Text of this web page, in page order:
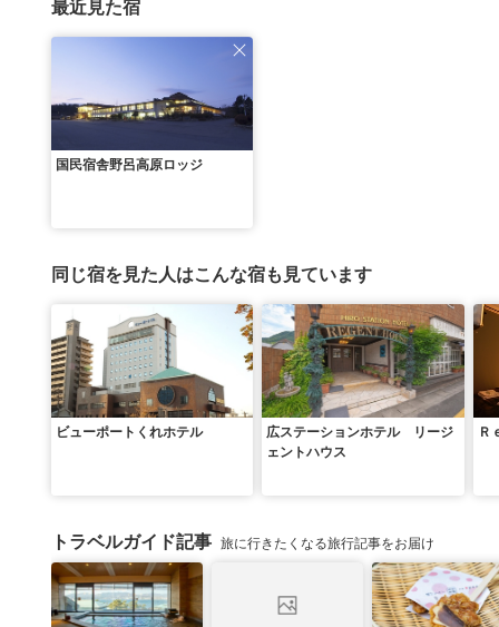
最近見た宿
国民宿舎野呂高原ロッジ
同じ宿を見た人はこんな宿も見ています
ビューポートくれホテル
広ステーションホテル リージ
ェントハウス
Ｒ
トラベルガイド記事 旅に行きたくなる旅行記事をお届け